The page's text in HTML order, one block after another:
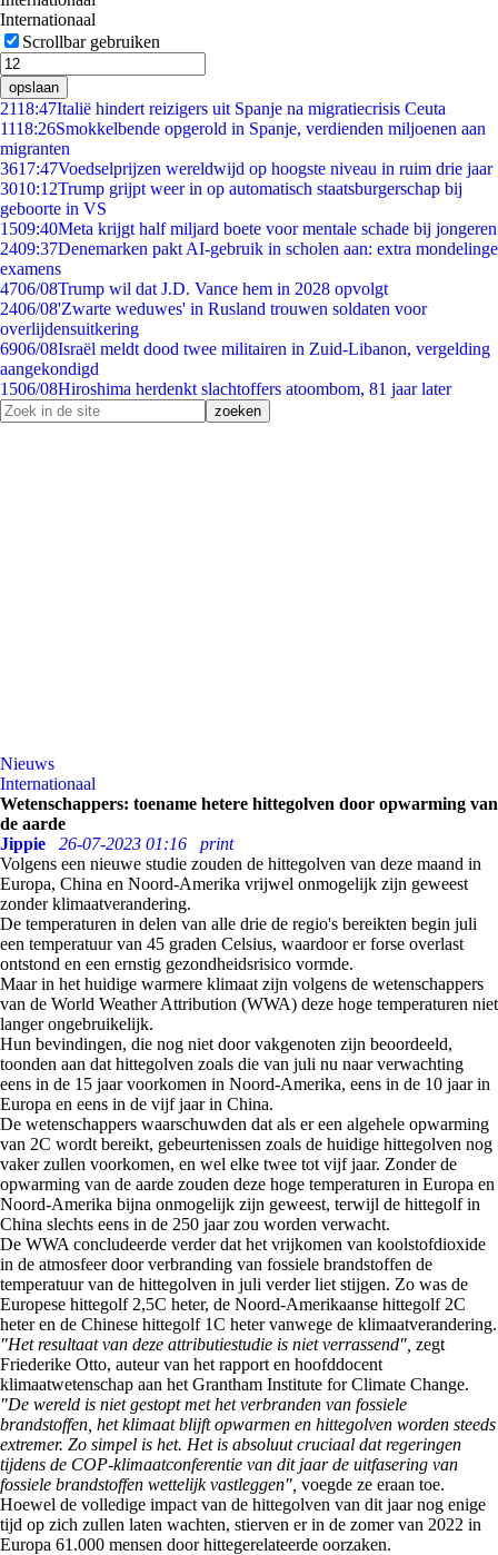
Internationaal
Scrollbar gebruiken
opslaan
2118:47Italië hindert reizigers uit Spanje na migratiecrisis Ceuta
1118:26Smokkelbende opgerold in Spanje, verdienden miljoenen aan
migranten
3617:47Voedselprijzen wereldwijd op hoogste niveau in ruim drie jaar
3010:12Trump grijpt weer in op automatisch staatsburgerschap bij
geboorte in VS
1509:40Meta krijgt half miljard boete voor mentale schade bij jongeren
2409:37Denemarken pakt AI-gebruik in scholen aan: extra mondelinge
examens
4706/08Trump wil dat J.D. Vance hem in 2028 opvolgt
2406/08'Zwarte weduwes' in Rusland trouwen soldaten voor
overlijdensuitkering
6906/08Israël meldt dood twee militairen in Zuid-Libanon, vergelding
aangekondigd
1506/08Hiroshima herdenkt slachtoffers atoombom, 81 jaar later
Nieuws
Internationaal
Wetenschappers: toename hetere hittegolven door opwarming van
de aarde
Jippie
26-07-2023 01:16
print
Volgens een nieuwe studie zouden de hittegolven van deze maand in
Europa, China en Noord-Amerika vrijwel onmogelijk zijn geweest
zonder klimaatverandering.
De temperaturen in delen van alle drie de regio's bereikten begin juli
een temperatuur van 45 graden Celsius, waardoor er forse overlast
ontstond en een ernstig gezondheidsrisico vormde.
Maar in het huidige warmere klimaat zijn volgens de wetenschappers
van de World Weather Attribution (WWA) deze hoge temperaturen niet
langer ongebruikelijk.
Hun bevindingen, die nog niet door vakgenoten zijn beoordeeld,
toonden aan dat hittegolven zoals die van juli nu naar verwachting
eens in de 15 jaar voorkomen in Noord-Amerika, eens in de 10 jaar in
Europa en eens in de vijf jaar in China.
De wetenschappers waarschuwden dat als er een algehele opwarming
van 2C wordt bereikt, gebeurtenissen zoals de huidige hittegolven nog
vaker zullen voorkomen, en wel elke twee tot vijf jaar. Zonder de
opwarming van de aarde zouden deze hoge temperaturen in Europa en
Noord-Amerika bijna onmogelijk zijn geweest, terwijl de hittegolf in
China slechts eens in de 250 jaar zou worden verwacht.
De WWA concludeerde verder dat het vrijkomen van koolstofdioxide
in de atmosfeer door verbranding van fossiele brandstoffen de
temperatuur van de hittegolven in juli verder liet stijgen. Zo was de
Europese hittegolf 2,5C heter, de Noord-Amerikaanse hittegolf 2C
heter en de Chinese hittegolf 1C heter vanwege de klimaatverandering.
"Het resultaat van deze attributiestudie is niet verrassend", zegt
Friederike Otto, auteur van het rapport en hoofddocent
klimaatwetenschap aan het Grantham Institute for Climate Change.
"De wereld is niet gestopt met het verbranden van fossiele
brandstoffen, het klimaat blijft opwarmen en hittegolven worden steeds
extremer. Zo simpel is het. Het is absoluut cruciaal dat regeringen
tijdens de COP-klimaatconferentie van dit jaar de uitfasering van
fossiele brandstoffen wettelijk vastleggen", voegde ze eraan toe.
Hoewel de volledige impact van de hittegolven van dit jaar nog enige
tijd op zich zullen laten wachten, stierven er in de zomer van 2022 in
Europa 61.000 mensen door hittegerelateerde oorzaken.